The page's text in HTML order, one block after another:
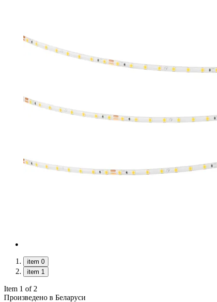
item 0
item 1
Item 1 of 2
Произведено в Беларуси